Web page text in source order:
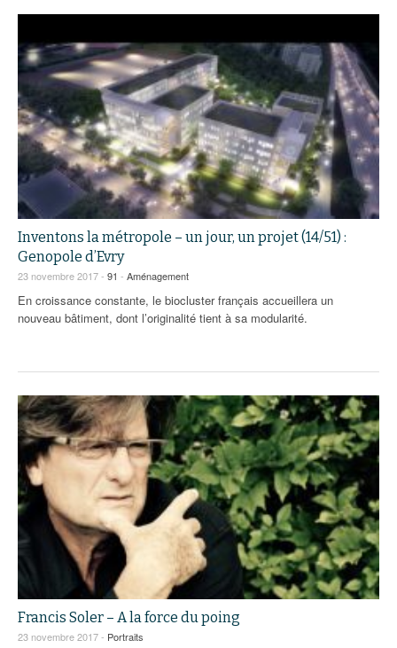
Inventons la métropole – un jour, un projet (14/51) :
Genopole d’Evry
23 novembre 2017 - 91 - Aménagement
En croissance constante, le biocluster français accueillera un
nouveau bâtiment, dont l’originalité tient à sa modularité.
Francis Soler – A la force du poing
23 novembre 2017 - Portraits